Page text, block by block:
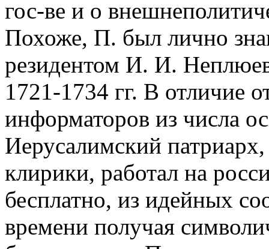
гос-ве и о
Похоже, П. был лично
резидентом И. И.
1721-1734 гг. В отличие
информаторов из числа
Иерусалимский
клирики, работал на
бесплатно, из идейных
времени получая